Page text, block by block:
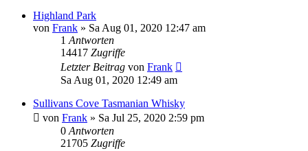
Highland Park
von Frank » Sa Aug 01, 2020 12:47 am
1Antworten
14417 Zugriffe
Letzter Beitrag von Frank
Sa Aug 01, 2020 12:49 am
Sullivans Cove Tasmanian Whisky
von Frank » Sa Jul 25, 2020 2:59 pm
0Antworten
21705 Zugriffe